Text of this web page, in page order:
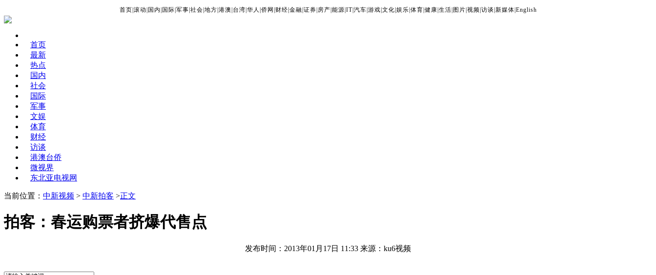
首页 滚动 国内 国际 军事 社会 地方 港澳 台湾 华人 侨网 财经 金融 证券 房产 能源 IT| 汽车 游戏 文化 娱乐 体育 健康 生活 图片 视频 访谈 新媒体 English
首页
最新
热点
国内
社会
国际
军事
文娱
体育
财经
访谈
港澳台侨
微视界
东北亚电视网
当前位置： 中新视频 > 中新拍客 >正文
拍客：春运购票者挤爆代售点
发布时间：2013年01月17日 11:33 来源：ku6视频